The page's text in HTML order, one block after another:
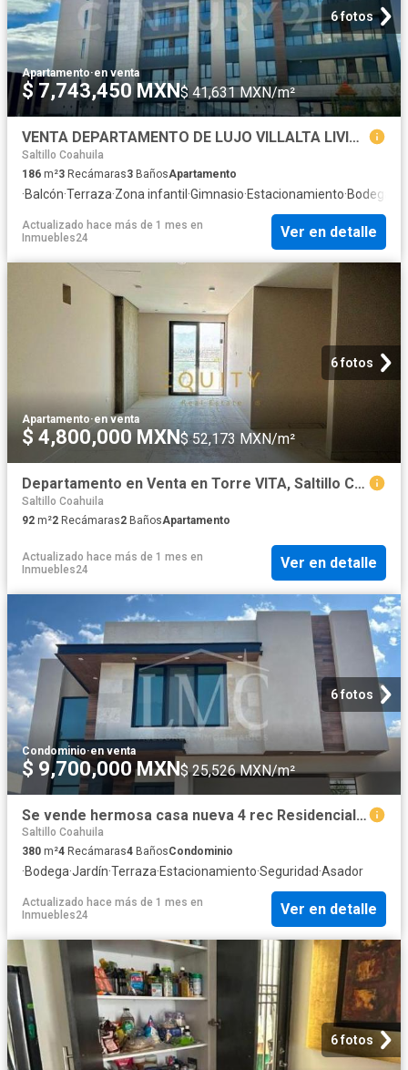
6 fotos
Apartamento·en venta
$ 7,743,450 MXN$ 41,631 MXN/m²
VENTA DEPARTAMENTO DE LUJO VILLALTA LIVING NORTE DE SALTILLO
Saltillo Coahuila
186 m²3 Recámaras3 BañosApartamento
·Balcón·Terraza·Zona infantil ·Gimnasio·Estacionamiento·Bodega
Actualizado hace más de 1 mes en
Inmuebles24
Ver en detalle
6 fotos
Apartamento·en venta
$ 4,800,000 MXN$ 52,173 MXN/m²
Departamento en Venta en Torre VITA, Saltillo Coahuila
Saltillo Coahuila
92 m²2 Recámaras2 BañosApartamento
Actualizado hace más de 1 mes en
Inmuebles24
Ver en detalle
6 fotos
Condominio·en venta
$ 9,700,000 MXN$ 25,526 MXN/m²
Se vende hermosa casa nueva 4 rec Residencial Alcazar
Saltillo Coahuila
380 m²4 Recámaras4 BañosCondominio
·Bodega·Jardín·Terraza·Estacionamiento·Seguridad·Asador
Actualizado hace más de 1 mes en
Inmuebles24
Ver en detalle
6 fotos